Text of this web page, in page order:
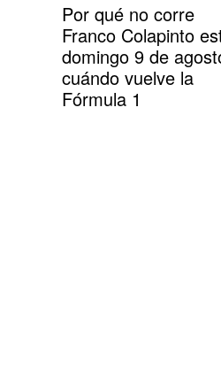
Por qué no corre
Franco Colapinto
domingo 9 de
cuándo vuelve la
Fórmula 1